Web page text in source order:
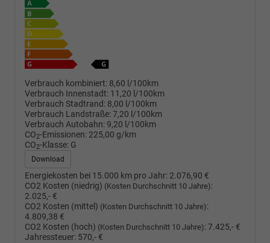
Verbrauch kombiniert: 8,60 l/100km
Verbrauch Innenstadt: 11,20 l/100km
Verbrauch Stadtrand: 8,00 l/100km
Verbrauch Landstraße:7,20 l/100km
Verbrauch Autobahn: 9,20 l/100km
CO2-Emissionen: 225,00 g/km
CO2-Klasse: G
Download
Energiekosten bei 15.000 km pro Jahr: 2.076,90 €
CO2 Kosten (niedrig) (Kosten Durchschnitt 10 Jahre):
2.025,- €
CO2 Kosten (mittel) (Kosten Durchschnitt 10 Jahre):
4.809,38 €
CO2 Kosten (hoch) (Kosten Durchschnitt 10 Jahre):7.425,- €
Jahressteuer: 570,- €